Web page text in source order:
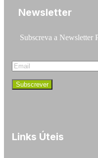
Newsletter
Subscreva a Newsletter
Links Úteis